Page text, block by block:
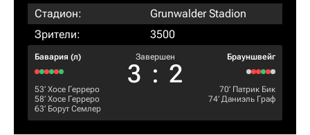
Стадион:
Grunwalder Stadion
Зрители:
3500
Бавария (л) Завершен
3 : 2
Брауншвейг
53‎’‎ Хосе Герреро
58‎’‎ Хосе Герреро
63‎’‎ Борут Семлер
70‎’‎ Патрик Бик
74‎’‎ Даниэль Граф